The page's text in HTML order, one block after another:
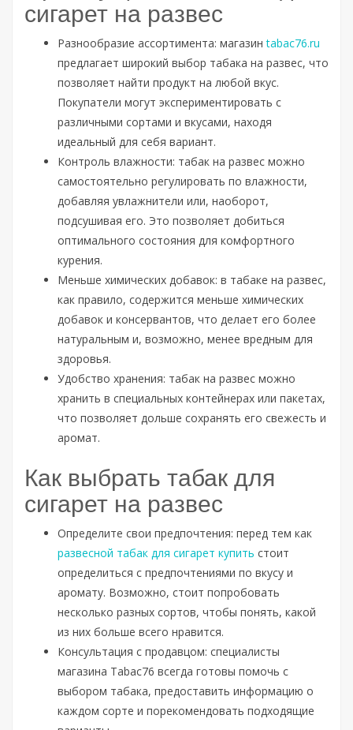
сигарет на развес
Разнообразие ассортимента: магазинtabac76.ru
предлагает широкий выбор табака на развес, что
позволяет найти продукт на любой вкус.
Покупатели могут экспериментировать с
различными сортами и вкусами, находя
идеальный для себя вариант.
Контроль влажности: табак на развес можно
самостоятельно регулировать по влажности,
добавляя увлажнители или, наоборот,
подсушивая его. Это позволяет добиться
оптимального состояния для комфортного
курения.
Меньше химических добавок: в табаке на развес,
как правило, содержится меньше химических
добавок и консервантов, что делает его более
натуральным и, возможно, менее вредным для
здоровья.
Удобство хранения: табак на развес можно
хранить в специальных контейнерах или пакетах,
что позволяет дольше сохранять его свежесть и
аромат.
Как выбрать табак для
сигарет на развес
Определите свои предпочтения: перед тем как
развесной табак для сигарет купить стоит
определиться с предпочтениями по вкусу и
аромату. Возможно, стоит попробовать
несколько разных сортов, чтобы понять, какой
из них больше всего нравится.
Консультация с продавцом: специалисты
магазина Tabac76 всегда готовы помочь с
выбором табака, предоставить информацию о
каждом сорте и порекомендовать подходящие